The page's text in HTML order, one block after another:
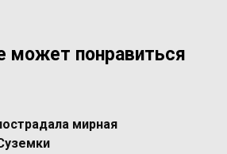
может понравиться
мирная